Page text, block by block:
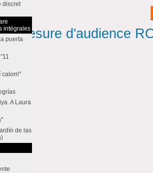
discret
intégrales
puerta
calorri"
A Laura
de las
Mesure d'audience